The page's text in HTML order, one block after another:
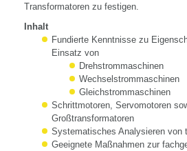
Transformatoren zu festigen.
Inhalt
Fundierte Kenntnisse zu
Einsatz von
Drehstrommaschinen
Wechselstrommaschinen
Gleichstrommaschinen
Schrittmotoren, Servomotoren
Großtransformatoren
Systematisches Analysieren von
Geeignete Maßnahmen zur